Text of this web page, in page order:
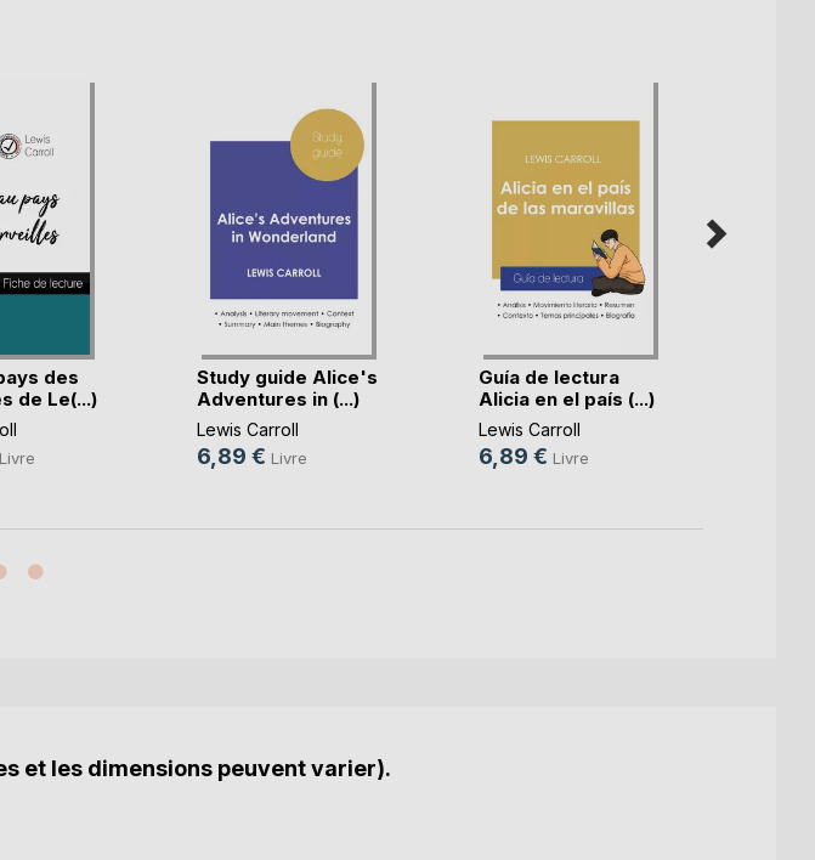
des
de Le(...)
Livre
Study guide Alice's
Adventures in (...)
Lewis Carroll
6,89 € Livre
Guía de lectura
Alicia en el país (...)
Lewis Carroll
6,89 € Livre
et les dimensions peuvent varier).